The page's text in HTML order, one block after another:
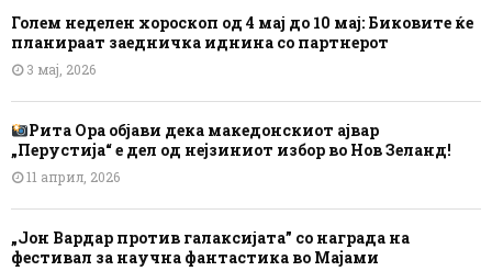
Голем неделен хороскоп од 4 мај до 10 мај: Биковите ќе
планираат заедничка иднина со партнерот
3 мај, 2026
Рита Ора објави дека македонскиот ајвар
„Перустија“ е дел од нејзиниот избор во Нов Зеланд!
11 април, 2026
„Јон Вардар против галаксијата” со награда на
фестивал за научна фантастика во Мајами